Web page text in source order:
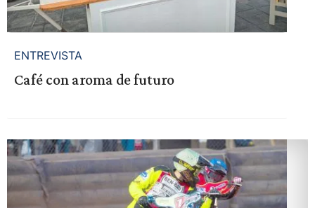
ENTREVISTA
Café con aroma de futuro